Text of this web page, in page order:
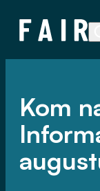
Kom